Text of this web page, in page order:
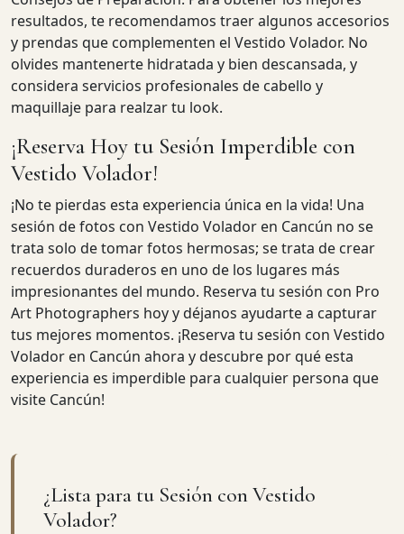
resultados, te recomendamos traer algunos accesorios
y prendas que complementen el Vestido Volador. No
olvides mantenerte hidratada y bien descansada, y
considera servicios profesionales de cabello y
maquillaje para realzar tu look.
¡Reserva Hoy tu Sesión Imperdible con
Vestido Volador!
¡No te pierdas esta experiencia única en la vida! Una
sesión de fotos con Vestido Volador en Cancún no se
trata solo de tomar fotos hermosas; se trata de crear
recuerdos duraderos en uno de los lugares más
impresionantes del mundo. Reserva tu sesión con Pro
Art Photographers hoy y déjanos ayudarte a capturar
tus mejores momentos. ¡Reserva tu sesión con Vestido
Volador en Cancún ahora y descubre por qué esta
experiencia es imperdible para cualquier persona que
visite Cancún!
¿Lista para tu Sesión con Vestido
Volador?